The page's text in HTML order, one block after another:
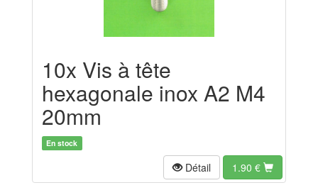
10x Vis à tête
hexagonale inox A2 M4
20mm
En stock
Détail 1.90 €